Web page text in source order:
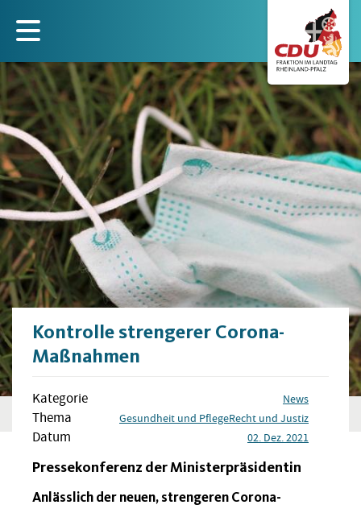
zum
Inhalt
Kontrolle strengerer Corona-
Maßnahmen
Kategorie News
Thema Recht und Justiz
Gesundheit und Pflege
Datum 02. Dez. 2021
Pressekonferenz der Ministerpräsidentin
Anlässlich der neuen, strengeren Corona-